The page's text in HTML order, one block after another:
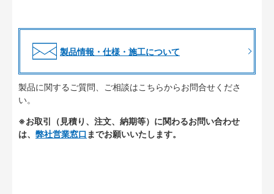
製品情報・仕様・施工について
製品に関するご質問、ご相談はこちらからお問合せくださ
い。
※お取引（見積り、注文、納期等）に関わるお問い合わせ
は、 弊社営業窓口 までお願いいたします。